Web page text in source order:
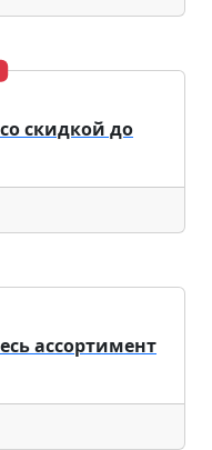
скидкой до
ассортимент